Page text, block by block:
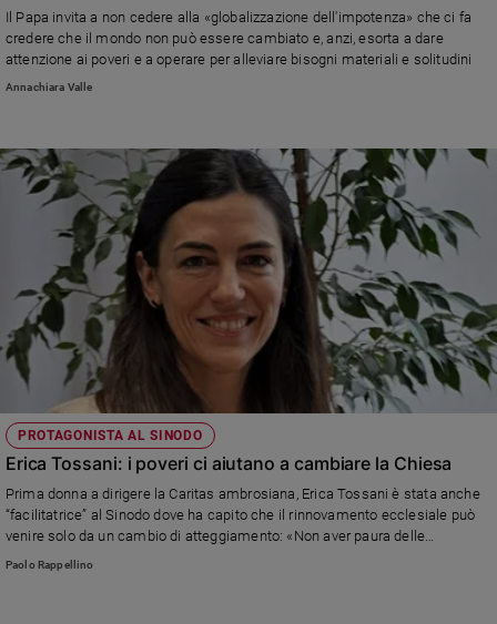
Sanremo
2026
Cinema,
streaming
Libri
Musica
Famiglia
ed
educazione
Genitori
e
Nonni
Coppia
Scuola
e
giovani
Adolescenza
Il Papa invita a non cedere alla «globalizzazione dell'impotenza» che ci fa
credere che il mondo non può essere cambiato e, anzi, esorta a dare
attenzione ai poveri e a operare per alleviare bisogni materiali e solitudini
Annachiara Valle
PROTAGONISTA AL SINODO
Erica Tossani: i poveri ci aiutano a cambiare la Chiesa
Prima donna a dirigere la Caritas ambrosiana, Erica Tossani è stata anche
“facilitatrice” al Sinodo dove ha capito che il rinnovamento ecclesiale può
venire solo da un cambio di atteggiamento: «Non aver paura delle
differenze e adottare lo sguardo di chi abita le periferie»
Paolo Rappellino